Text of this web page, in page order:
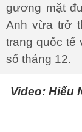
gương mặt
Anh vừa trở
trang quốc tế
số tháng 12.
Video: Hiếu